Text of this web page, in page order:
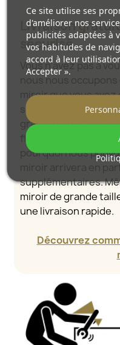
Livraison
sécurisé
Vous n’avez pas à
nous nous
miroir que vous
sécurité entre vos
gratuitement. Nous
flotte de véhicules et
pourquoi nous
miroir arrivera en
supplémentaires.
miroir de grande
une livraison rapide.
Découvrez
Ce site utilise ses
d'améliorer nos
publicités adaptées à
vos habitudes de
accord à leur
Accepter ».